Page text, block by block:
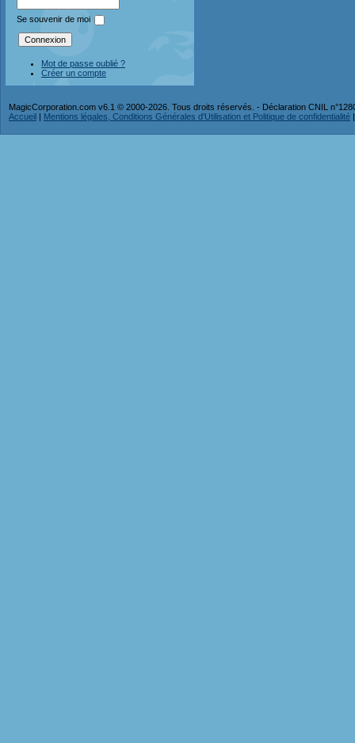
Se souvenir de moi
Mot de passe oublié ?
Créer un compte
MagicCorporation.com v6.1 © 2000-2026. Tous droits réservés. - Déclaration CNIL
Accueil | Mentions légales, Conditions Générales d'Utilisation et Politique de confidentialité